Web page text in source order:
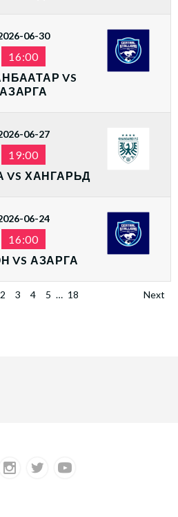
06-30
16:00
VS
АЗАРГА
06-27
19:00
VS ХАНГАРЬД
06-24
16:00
VS АЗАРГА
2 3 4 5 … 18 Next